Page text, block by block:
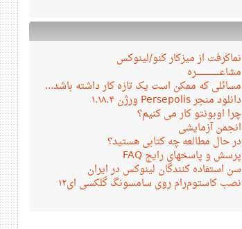
نماگرفت از میزکار گنو/لینوکس
مشاعـــــــــــــــــره
مسائلی که ممکن است یک تازه کار داشته باشد...
دانلود منجر Persepolis ورژن ۱.۱۸.۴
چرا اوبونتو کار می کنیم؟
انجمن آزمایشی
در حال مطالعه چه کتابی هستید؟
پرسش و پاسخهای رایج FAQ
سن استفاده کنندگان لینوکس در ایران
نصب کاستوم‌رام روی سامسونگ گلکسی ای۱۲